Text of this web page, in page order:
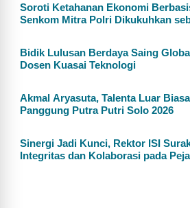
Soroti Ketahanan Ekonomi
Senkom Mitra Polri Dikukuhkan
Bidik Lulusan Berdaya Saing
Dosen Kuasai Teknologi
Akmal Aryasuta, Talenta Luar
Panggung Putra Putri Solo 2026
Sinergi Jadi Kunci, Rektor ISI
Integritas dan Kolaborasi pada